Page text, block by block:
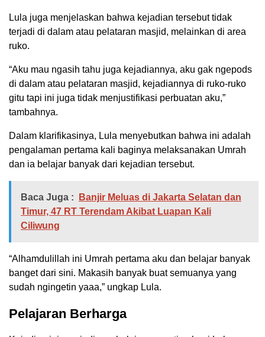
Lula juga menjelaskan bahwa kejadian tersebut tidak
terjadi di dalam atau pelataran masjid, melainkan di area
ruko.
“Aku mau ngasih tahu juga kejadiannya, aku gak ngepods
di dalam atau pelataran masjid, kejadiannya di ruko-ruko
gitu tapi ini juga tidak menjustifikasi perbuatan aku,”
tambahnya.
Dalam klarifikasinya, Lula menyebutkan bahwa ini adalah
pengalaman pertama kali baginya melaksanakan Umrah
dan ia belajar banyak dari kejadian tersebut.
Baca Juga :
Banjir Meluas di Jakarta Selatan dan
Timur, 47 RT Terendam Akibat Luapan Kali
Ciliwung
“Alhamdulillah ini Umrah pertama aku dan belajar banyak
banget dari sini. Makasih banyak buat semuanya yang
sudah ngingetin yaaa,” ungkap Lula.
Pelajaran Berharga